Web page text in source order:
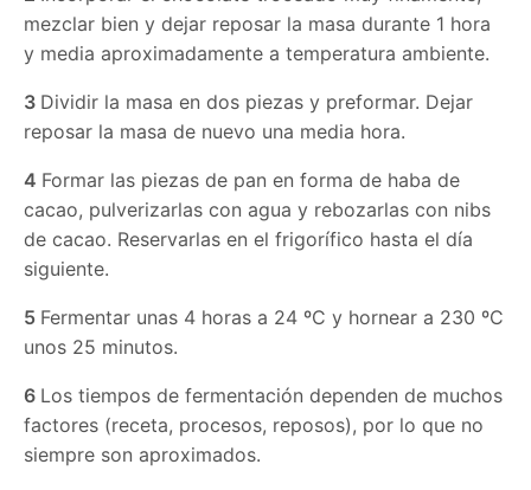
mezclar bien y dejar reposar la masa durante 1 hora
y media aproximadamente a temperatura ambiente.
3 Dividir la masa en dos piezas y preformar. Dejar
reposar la masa de nuevo una media hora.
4 Formar las piezas de pan en forma de haba de
cacao, pulverizarlas con agua y rebozarlas con nibs
de cacao. Reservarlas en el frigorífico hasta el día
siguiente.
5 Fermentar unas 4 horas a 24 ºC y hornear a 230 ºC
unos 25 minutos.
6 Los tiempos de fermentación dependen de muchos
factores (receta, procesos, reposos), por lo que no
siempre son aproximados.